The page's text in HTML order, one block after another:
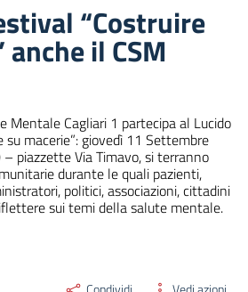
“Costruire
il CSM
Mentale Cagliari 1 partecipa al Lucido
macerie”: giovedì 11 Settembre
piazzette Via Timavo, si terranno
durante le quali pazienti,
politici, associazioni, cittadini
sui temi della salute mentale.